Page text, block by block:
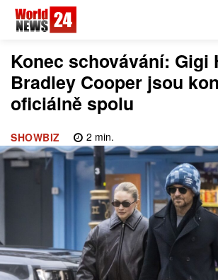
Konec schovávání: Gigi
Bradley Cooper jsou
oficiálně spolu
SHOWBIZ 2 min.